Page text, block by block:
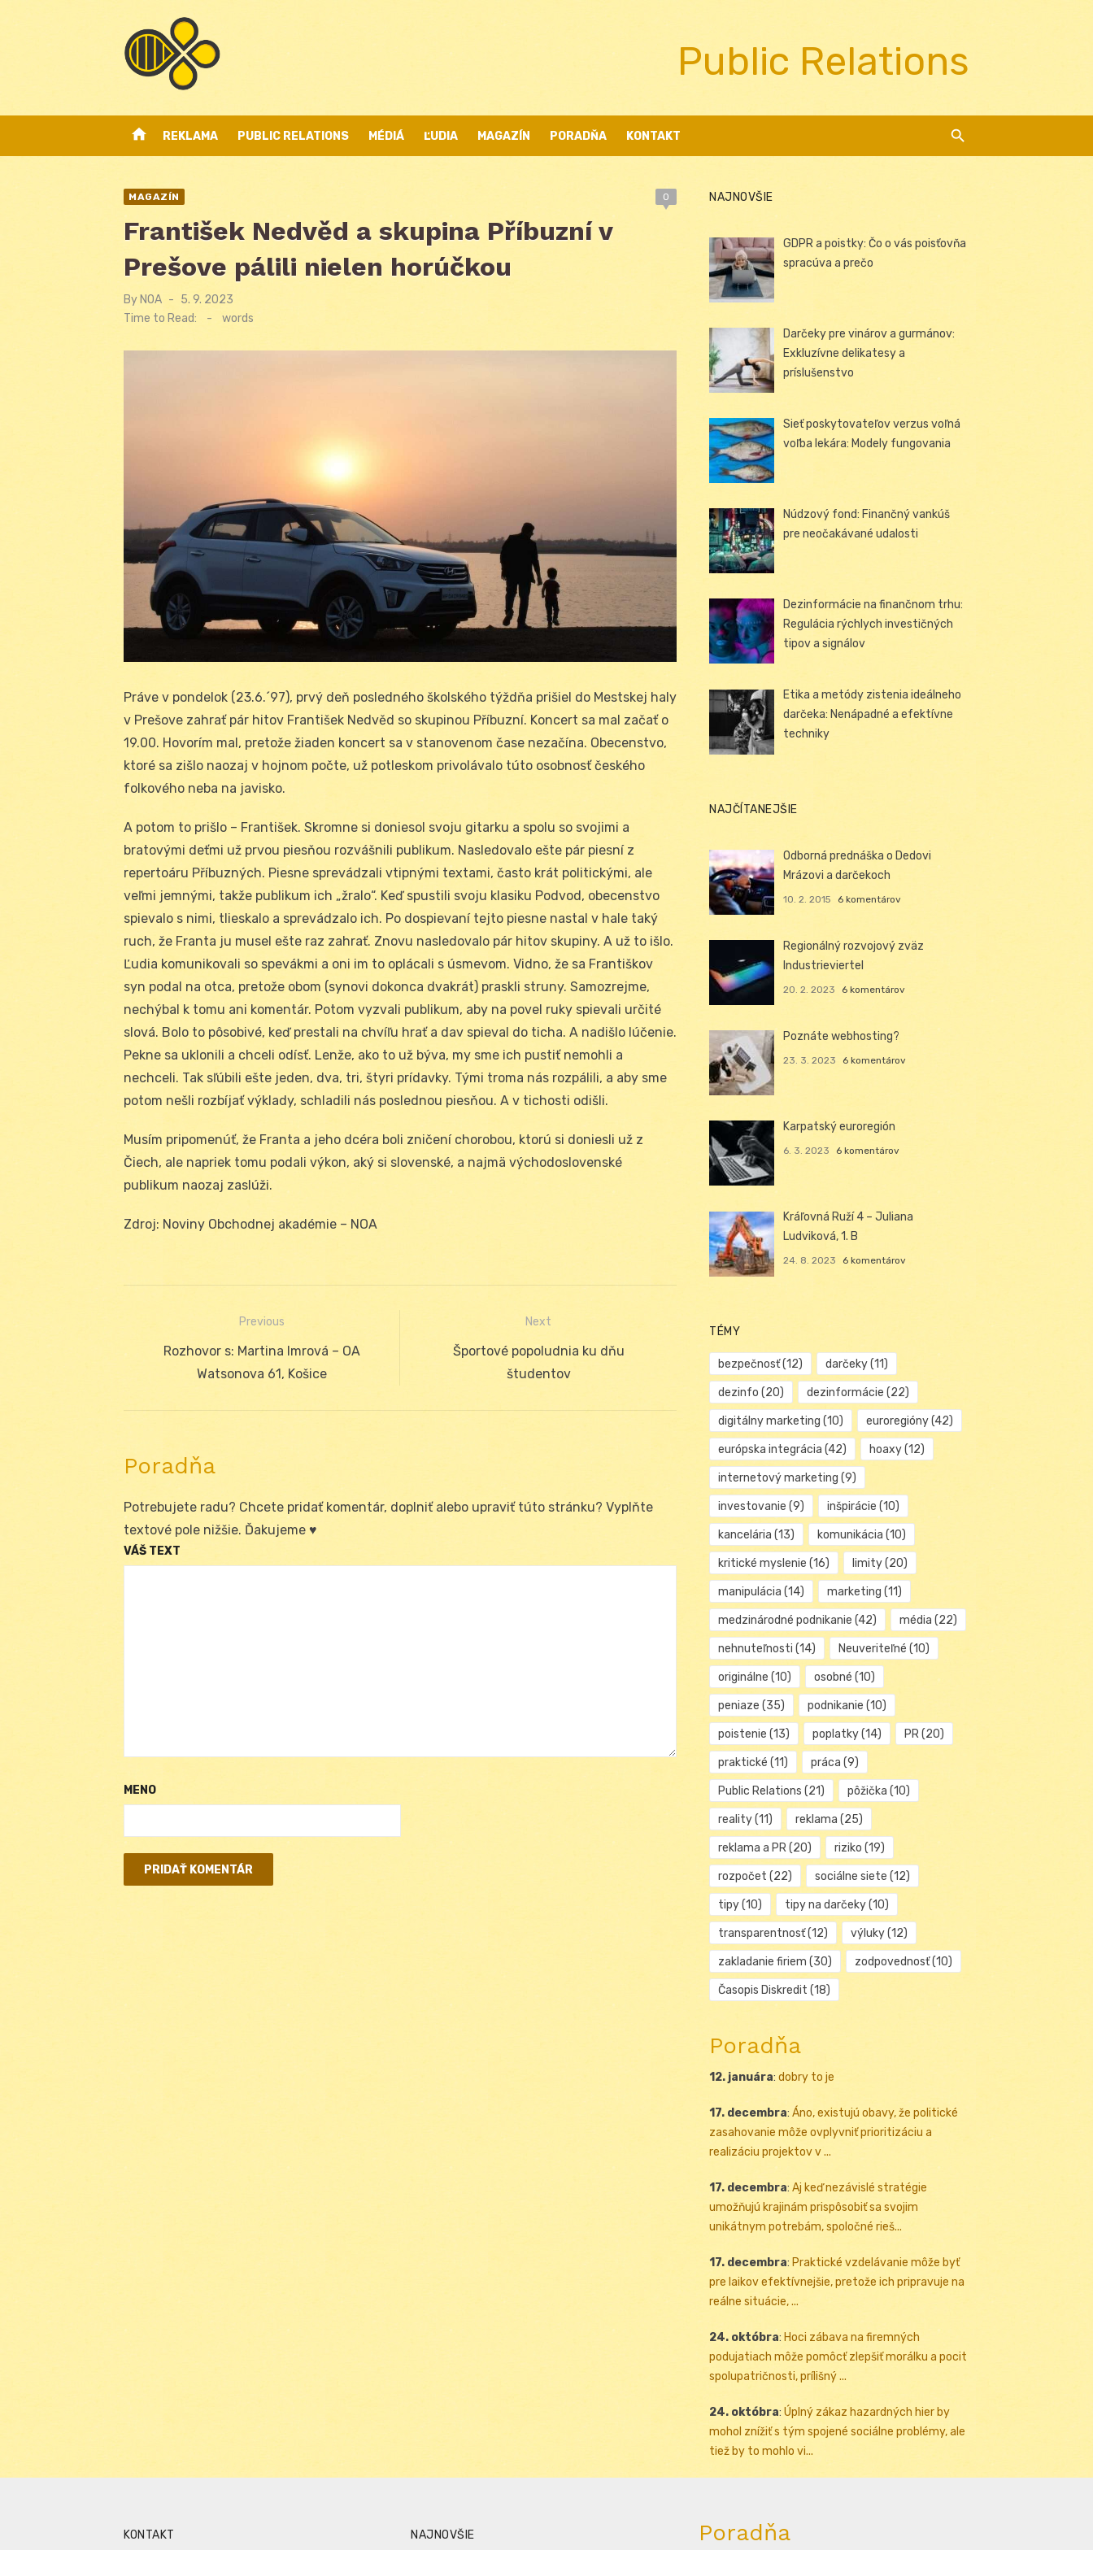
Public Relations
home REKLAMA PUBLIC RELATIONS MÉDIÁ ĽUDIA MAGAZÍN PORADŇA KONTAKT
MAGAZÍN 0
František Nedvěd a skupina Příbuzní v
Prešove pálili nielen horúčkou
By NOA
Posted
on
5. 9. 2023
Time to Read:
- words
Práve v pondelok (23.6.´97), prvý deň posledného školského týždňa prišiel do Mestskej haly
v Prešove zahrať pár hitov František Nedvěd so skupinou Příbuzní. Koncert sa mal začať o
19.00. Hovorím mal, pretože žiaden koncert sa v stanovenom čase nezačína. Obecenstvo,
ktoré sa zišlo naozaj v hojnom počte, už potleskom privolávalo túto osobnosť českého
folkového neba na javisko.
A potom to prišlo – František. Skromne si doniesol svoju gitarku a spolu so svojimi a
bratovými deťmi už prvou piesňou rozvášnili publikum. Nasledovalo ešte pár piesní z
repertoáru Příbuzných. Piesne sprevádzali vtipnými textami, často krát politickými, ale
veľmi jemnými, takže publikum ich „žralo“. Keď spustili svoju klasiku Podvod, obecenstvo
spievalo s nimi, tlieskalo a sprevádzalo ich. Po dospievaní tejto piesne nastal v hale taký
ruch, že Franta ju musel ešte raz zahrať. Znovu nasledovalo pár hitov skupiny. A už to išlo.
Ľudia komunikovali so spevákmi a oni im to oplácali s úsmevom. Vidno, že sa Františkov
syn podal na otca, pretože obom (synovi dokonca dvakrát) praskli struny. Samozrejme,
nechýbal k tomu ani komentár. Potom vyzvali publikum, aby na povel ruky spievali určité
slová. Bolo to pôsobivé, keď prestali na chvíľu hrať a dav spieval do ticha. A nadišlo lúčenie.
Pekne sa uklonili a chceli odísť. Lenže, ako to už býva, my sme ich pustiť nemohli a
nechceli. Tak sľúbili ešte jeden, dva, tri, štyri prídavky. Tými troma nás rozpálili, a aby sme
potom nešli rozbíjať výklady, schladili nás poslednou piesňou. A v tichosti odišli.
Musím pripomenúť, že Franta a jeho dcéra boli zničení chorobou, ktorú si doniesli už z
Čiech, ale napriek tomu podali výkon, aký si slovenské, a najmä východoslovenské
publikum naozaj zaslúži.
Zdroj: Noviny Obchodnej akadémie – NOA
Navigácia
Previous
Previous
Rozhovor s: Martina Imrová – OA
Watsonova 61, Košice
Next
NextŠportové popoludnia ku dňu
študentov
Poradňa
Potrebujete radu? Chcete pridať komentár, doplniť alebo upraviť túto stránku? Vyplňte
textové pole nižšie. Ďakujeme ♥
VÁŠ TEXT
MENO
NAJNOVŠIE
GDPR a poistky: Čo o vás poisťovňa
spracúva a prečo
Darčeky pre vinárov a gurmánov:
Exkluzívne delikatesy a
príslušenstvo
Sieť poskytovateľov verzus voľná
voľba lekára: Modely fungovania
Núdzový fond: Finančný vankúš
pre neočakávané udalosti
Dezinformácie na finančnom trhu:
Regulácia rýchlych investičných
tipov a signálov
Etika a metódy zistenia ideálneho
darčeka: Nenápadné a efektívne
techniky
NAJČÍTANEJŠIE
Odborná prednáška o Dedovi
Mrázovi a darčekoch
10. 2. 2015 6 komentárov
Regionálný rozvojový zväz
Industrieviertel
20. 2. 2023 6 komentárov
Poznáte webhosting?
23. 3. 2023 6 komentárov
Karpatský euroregión
6. 3. 2023 6 komentárov
Kráľovná Ruží 4 – Juliana
Ludviková, 1. B
24. 8. 2023 6 komentárov
TÉMY
bezpečnosť(12) darčeky(11)
dezinfo (20) dezinformácie (22)
digitálny marketing (10) euroregióny(42)
európska integrácia (42) hoaxy(12)
internetový marketing (9)
investovanie (9) inšpirácie (10)
kancelária (13) komunikácia (10)
kritické myslenie (16) limity(20)
manipulácia (14) marketing (11)
medzinárodné podnikanie (42) média (22)
nehnuteľnosti (14) Neuveriteľné (10)
originálne (10) osobné (10)
peniaze (35) podnikanie (10)
poistenie (13) poplatky(14) PR(20)
praktické (11) práca (9)
Public Relations (21) pôžička (10)
reality(11) reklama (25)
reklama a PR(20) riziko (19)
rozpočet (22) sociálne siete (12)
tipy(10) tipy na darčeky(10)
transparentnosť(12) výluky(12)
zakladanie firiem (30) zodpovednosť(10)
Časopis Diskredit (18)
Poradňa
12. januára: dobry to je
17. decembra: Áno, existujú obavy, že politické
zasahovanie môže ovplyvniť prioritizáciu a
realizáciu projektov v ...
17. decembra: Aj keď nezávislé stratégie
umožňujú krajinám prispôsobiť sa svojim
unikátnym potrebám, spoločné rieš...
17. decembra: Praktické vzdelávanie môže byť
pre laikov efektívnejšie, pretože ich pripravuje na
reálne situácie, ...
24. októbra: Hoci zábava na firemných
podujatiach môže pomôcť zlepšiť morálku a pocit
spolupatričnosti, prílišný ...
24. októbra: Úplný zákaz hazardných hier by
mohol znížiť s tým spojené sociálne problémy, ale
tiež by to mohlo vi...
KONTAKT NAJNOVŠIE Poradňa